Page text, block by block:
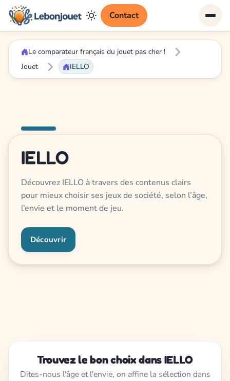
Contact
Le comparateur français du jouet pas cher !
Jouet
IELLO
IELLO
Découvrez IELLO à travers des contenus clairs
pour mieux choisir ses jeux de société, selon l’âge,
l’envie et le moment de jeu.
Découvrir
Trouvez le bon choix dans IELLO
Dites-nous l'âge et l'envie, on affine la sélection dans